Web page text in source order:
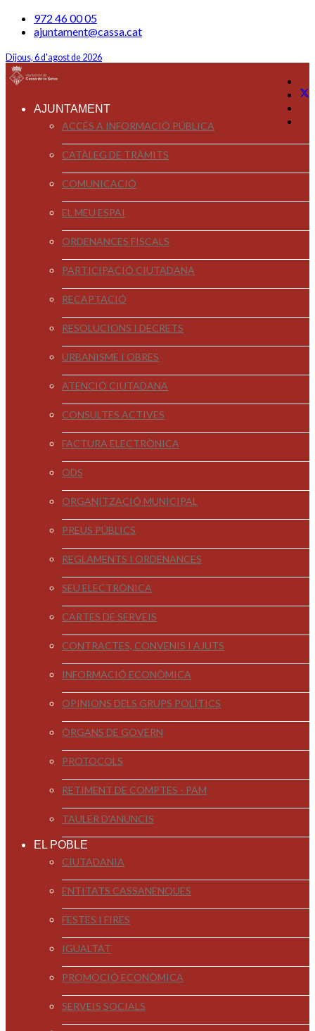
972 46 00 05
ajuntament@cassa.cat
Dijous, 6 d'agost de 2026
AJUNTAMENT
ACCÉS A INFORMACIÓ PÚBLICA
CATÀLEG DE TRÀMITS
COMUNICACIÓ
EL MEU ESPAI
ORDENANCES FISCALS
PARTICIPACIÓ CIUTADANA
RECAPTACIÓ
RESOLUCIONS I DECRETS
URBANISME I OBRES
ATENCIÓ CIUTADANA
CONSULTES ACTIVES
FACTURA ELECTRÒNICA
ODS
ORGANITZACIÓ MUNICIPAL
PREUS PÚBLICS
REGLAMENTS I ORDENANCES
SEU ELECTRÒNICA
CARTES DE SERVEIS
CONTRACTES, CONVENIS I AJUTS
INFORMACIÓ ECONÒMICA
OPINIONS DELS GRUPS POLÍTICS
ÒRGANS DE GOVERN
PROTOCOLS
RETIMENT DE COMPTES - PAM
TAULER D'ANUNCIS
EL POBLE
CIUTADANIA
ENTITATS CASSANENQUES
FESTES I FIRES
IGUALTAT
PROMOCIÓ ECONÒMICA
SERVEIS SOCIALS